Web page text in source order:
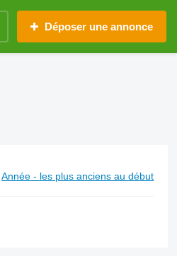
Déposer une annonce
Année - les plus anciens au début